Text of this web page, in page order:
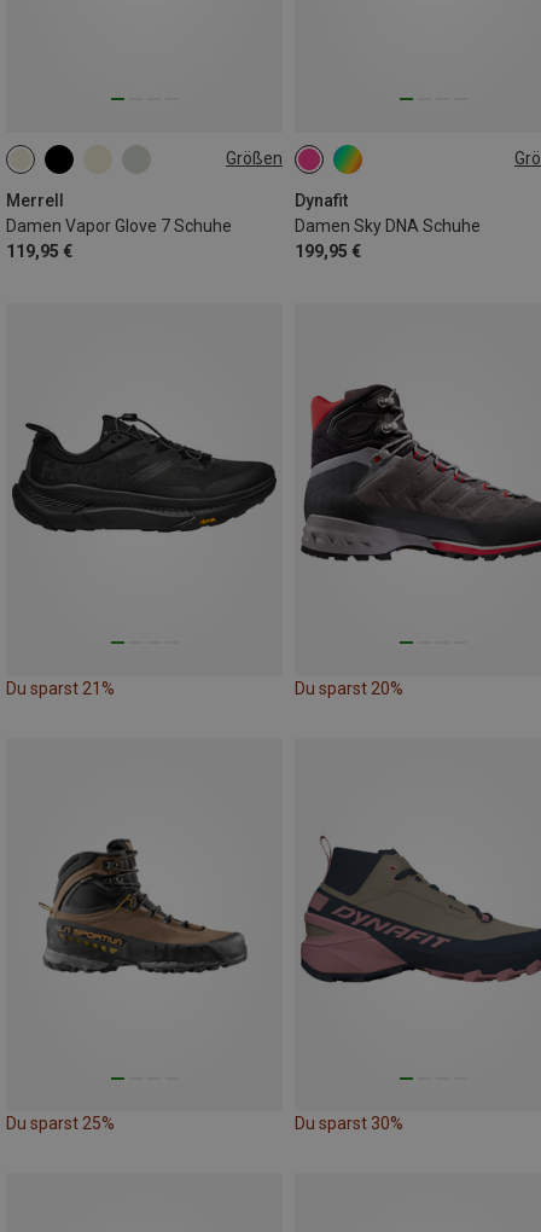
Größen
Merrell
Damen Vapor Glove 7 Schuhe
119,95 €
Dynafit
Damen Sky DNA Schuhe
199,95 €
Du sparst 21% Du sparst 20%
Du sparst 25% Du sparst 30%